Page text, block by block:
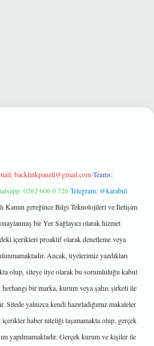
backlinkpaneli@gmail.com Teams:
0262 606 0 726Telegram: @karabul
Kanun gereğince Bilgi Teknolojileri ve İletişim
bir Yer Sağlayıcı olarak hizmet
içerikleri proaktif olarak denetleme veya
Ancak, üyelerimiz yazdıkları
olup, siteye üye olarak bu sorumluluğu kabul
herhangi bir marka, kurum veya şahıs şirketi ile
Sitede yalnızca kendi hazırladığımız makaleler
içerikler haber niteliği taşımamakta olup, gerçek
yapılmamaktadır. Gerçek kurum ve kişiler ile